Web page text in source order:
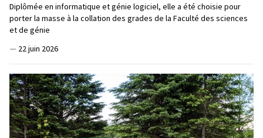
Diplômée en informatique et génie logiciel, elle a été choisie pour
porter la masse à la collation des grades de la Faculté des sciences
et de génie
— 22 juin 2026